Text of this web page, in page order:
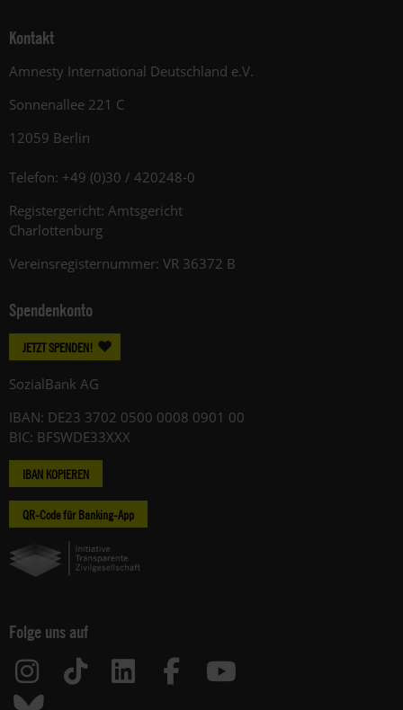
Kontakt
Amnesty International Deutschland e.V.
Sonnenallee 221 C
12059 Berlin
Telefon: +49 (0)30 / 420248-0
Registergericht: Amtsgericht
Charlottenburg
Vereinsregisternummer: VR 36372 B
Spendenkonto
JETZT SPENDEN!
SozialBank AG
IBAN: DE23 3702 0500 0008 0901 00
BIC: BFSWDE33XXX
IBAN KOPIEREN
QR-Code für Banking-App
Folge uns auf